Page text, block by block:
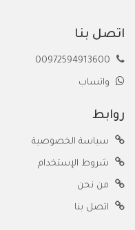
اتصل بنا
واتساب
روابط
سياسة الخصوصية
شروط الإستخدام
من نحن
اتصل بنا